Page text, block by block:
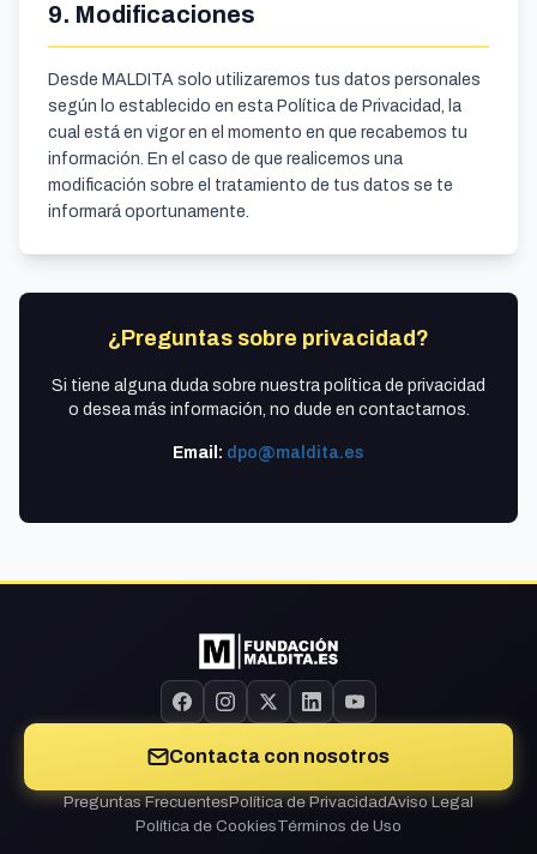
9. Modificaciones
Desde MALDITA solo utilizaremos tus datos personales
según lo establecido en esta Política de Privacidad, la
cual está en vigor en el momento en que recabemos tu
información. En el caso de que realicemos una
modificación sobre el tratamiento de tus datos se te
informará oportunamente.
¿Preguntas sobre privacidad?
Si tiene alguna duda sobre nuestra política de privacidad
o desea más información, no dude en contactarnos.
Email: dpo@maldita.es
Contacta con nosotros
Preguntas FrecuentesPolítica de PrivacidadAviso Legal
Política de CookiesTérminos de Uso